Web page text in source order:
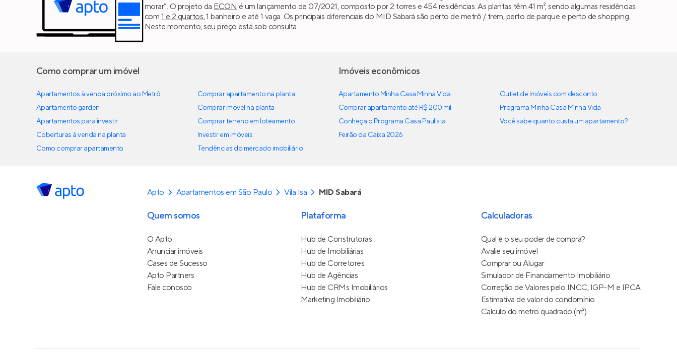
morar”. O projeto da ECON é um lançamento de 07/2021, composto por 2 torres e 454 residências. As plantas têm 41 m², sendo algumas residências
com 1 e 2 quartos, 1 banheiro e até 1 vaga. Os principais diferenciais do MID Sabará são perto de metrô / trem, perto de parque e perto de shopping.
Neste momento, seu preço está sob consulta.
Como comprar um imóvel
Apartamentos à venda próximo ao Metrô
Apartamento garden
Apartamentos para investir
Coberturas à venda na planta
Como comprar apartamento
Comprar apartamento na planta
Comprar imóvel na planta
Comprar terreno em loteamento
Investir em imóveis
Tendências do mercado imobiliário
Imóveis econômicos
Apartamento Minha Casa Minha Vida
Comprar apartamento até R$ 200 mil
Conheça o Programa Casa Paulista
Feirão da Caixa 2026
Outlet de imóveis com desconto
Programa Minha Casa Minha Vida
Você sabe quanto custa um apartamento?
Apto Apartamentos em São Paulo Vila Isa MID Sabará
Quem somos
O Apto
Anunciar imóveis
Cases de Sucesso
Apto Partners
Fale conosco
Plataforma
Hub de Construtoras
Hub de Imobiliárias
Hub de Corretores
Hub de Agências
Hub de CRMs Imobiliários
Marketing Imobiliário
Calculadoras
Qual é o seu poder de compra?
Avalie seu imóvel
Comprar ou Alugar
Simulador de Financiamento Imobiliário
Correção de Valores pelo INCC, IGP-M e IPCA
Estimativa de valor do condomínio
Calculo do metro quadrado (m²)